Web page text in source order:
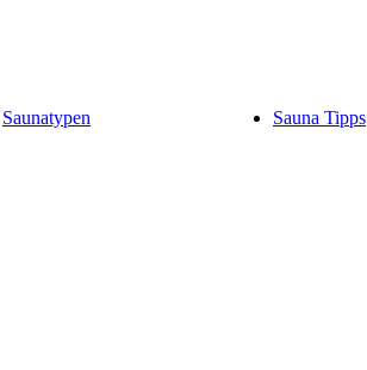
Saunatypen Sauna Tipps